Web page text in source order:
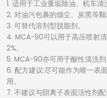
1. 适用于工业重垢除油、机车
2. 对油污包裹的烟尘、炭黑等
3. 可替代溶剂型脱脂剂。
4. MCA-90可以用于高压喷射
2%。
5. MCA-90亦可用于酸性清洗剂
6. 配方建议:尽可能作为唯一表
用。
7. 不建议与阴离子表面活性剂